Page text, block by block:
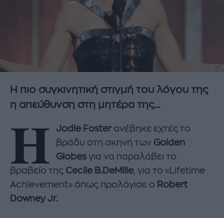
H πιο συγκινητική στιγμή του λόγου της
η απεύθυνση στη μητέρα της...
Η Jodie Foster ανέβηκε εχτές το
βράδυ στη σκηνή των Golden
Globes για να παραλάβει το
βραβείο της Cecile B.DeMille, για το «Lifetime
Achievement» όπως προλόγισε ο Robert
Downey Jr.